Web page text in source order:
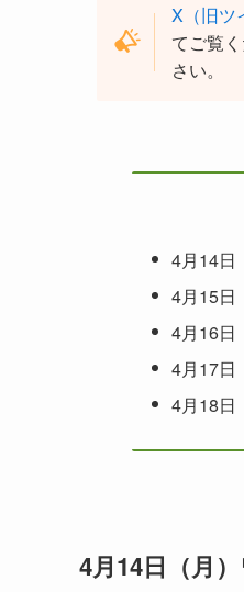
X（旧ツ
てご覧
さい。
4月14日
4月15日
4月16日
4月17日
4月18日
4月14日（月